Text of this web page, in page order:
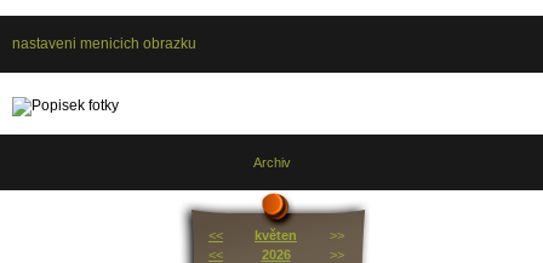
nastaveni menicich obrazku
Archiv
<< květen
>>
<<
2026
>>